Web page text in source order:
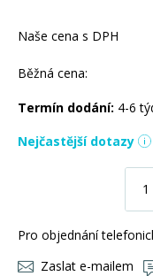
Naše cena s DPH
Běžná cena:
Termín dodání: 4-6
Nejčastější dotazy
Pro objednání
Zaslat e-mailem